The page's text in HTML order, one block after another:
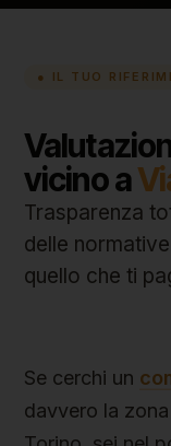
● IL TUO
vicino a
Trasparenza
delle
quello che ti
Se cerchi un
davvero la